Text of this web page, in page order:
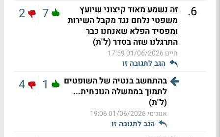
6
.
זה נשמע מאוד קיצוני שיועץ
משפטי נלחם נגד מקבל השירות
ומפסיד הפלא שאנחנו כבר
התרגלנו שזה בסדר (ל"ת)
חיים 01/06/2026 17:59
הגב לתגובה זו
7
2
בהתחשב בנטיה של השופטים
לתמוך בממשלה הנוכחית...
(ל"ת)
אנונימי01/06/2026 19:06
הגב לתגובה זו
1
4